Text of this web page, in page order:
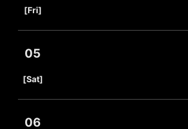
[Fri]
05
[Sat]
06